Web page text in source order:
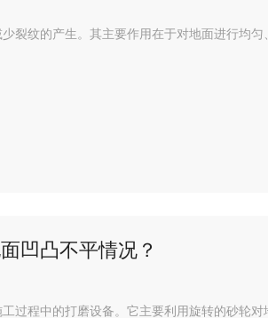
裂纹的产生。其主要作用在于对地面进行均
凹凸不平情况？
过程中的打磨设备。它主要利用旋转的砂轮